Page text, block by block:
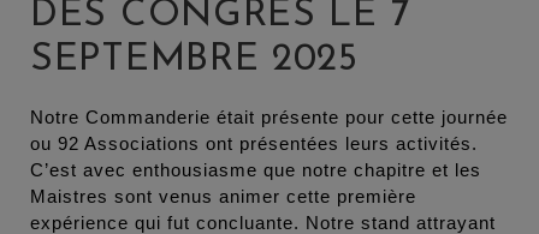
DES CONGRÈS LE 7
SEPTEMBRE 2025
Notre Commanderie était présente pour cette journée
ou 92 Associations ont présentées leurs activités.
C’est avec enthousiasme que notre chapitre et les
Maistres sont venus animer cette première
expérience qui fut concluante. Notre stand attrayant